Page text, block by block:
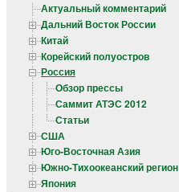
Актуальный комментарий
Дальний Восток России
Китай
Корейский полуостров
Россия
Обзор прессы
Саммит АТЭС 2012
Статьи
США
Юго-Восточная Азия
Южно-Тихоокеанский регион
Япония